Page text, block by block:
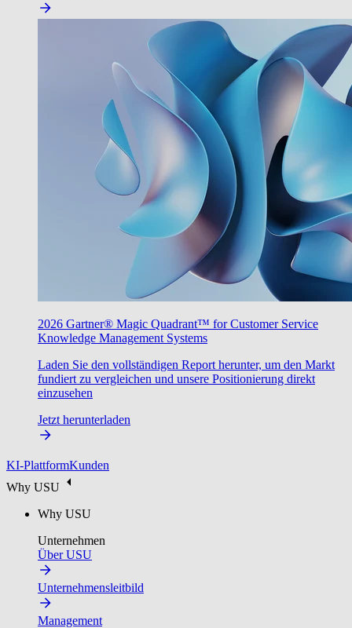
2026 Gartner® Magic Quadrant™ for Customer Service
Knowledge Management Systems
Laden Sie den vollständigen Report herunter, um den Markt
fundiert zu vergleichen und unsere Positionierung direkt
einzusehen
Jetzt herunterladen
KI-PlattformKunden
Why USU
Why USU
Unternehmen
Über USU
Unternehmensleitbild
Management